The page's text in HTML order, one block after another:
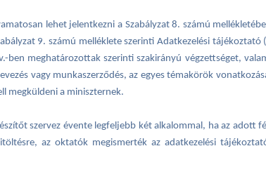
lehet jelentkezni a Szabályzat 8. számú
9. számú melléklete szerinti Adatkezelési
ben meghatározottak szerinti szakirányú végzettséget,
vagy munkaszerződés, az egyes témakörök
megküldeni a miniszternek.
szervez évente legfeljebb két alkalommal, ha az adott
az oktatók megismerték az adatkezelési